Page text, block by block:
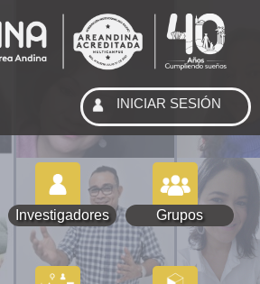
Investigadores Grupos
INICIAR SESIÓN